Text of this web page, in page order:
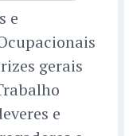
e
gerais
e